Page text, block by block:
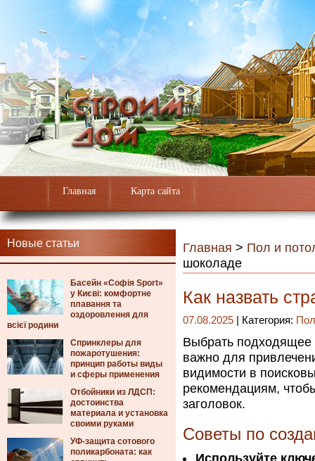
Главная Карта сайта
Новые статьи
Басейн «Софія Sport»
у Києві: комфортне
плавання та
оздоровлення для
всієї родини
Спринклеры для
пожаротушения:
принцип работы виды
и сферы применения
Отбойники из ЛДСП:
достоинства
материала и установка
своими руками
УФ-защита сотового
поликарбоната: как
Главная > Пол и
шоколаде
Как назвать
07.08.2025 | Категория:
Выбрать подходящее
важно для
видимости в
рекомендациям,
заголовок.
Советы по
Используйте